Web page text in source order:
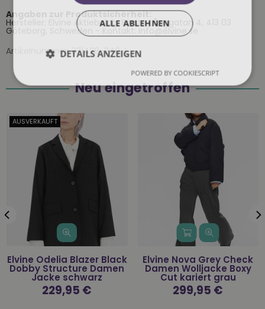
Angaben zur Produktsicherheit:
Hersteller: Elvine Aktiebolag, Första Långgatan 4, 413 03
Göteborg, Schweden - Kontakt: info@elvine.se
Artikelnummer:331428-240-L
Neu eingetroffen
AUSVERKAUFT
Elvine Odelia Blazer Black
Dobby Structure Damen
Jacke schwarz
Normaler
Preis
229,95 €
Elvine Nova Grey Check
Damen Wolljacke Boxy
Cut kariert grau
Normaler
Preis
299,95 €
ALLE ABLEHNEN
DETAILS ANZEIGEN
POWERED BY COOKIESCRIPT